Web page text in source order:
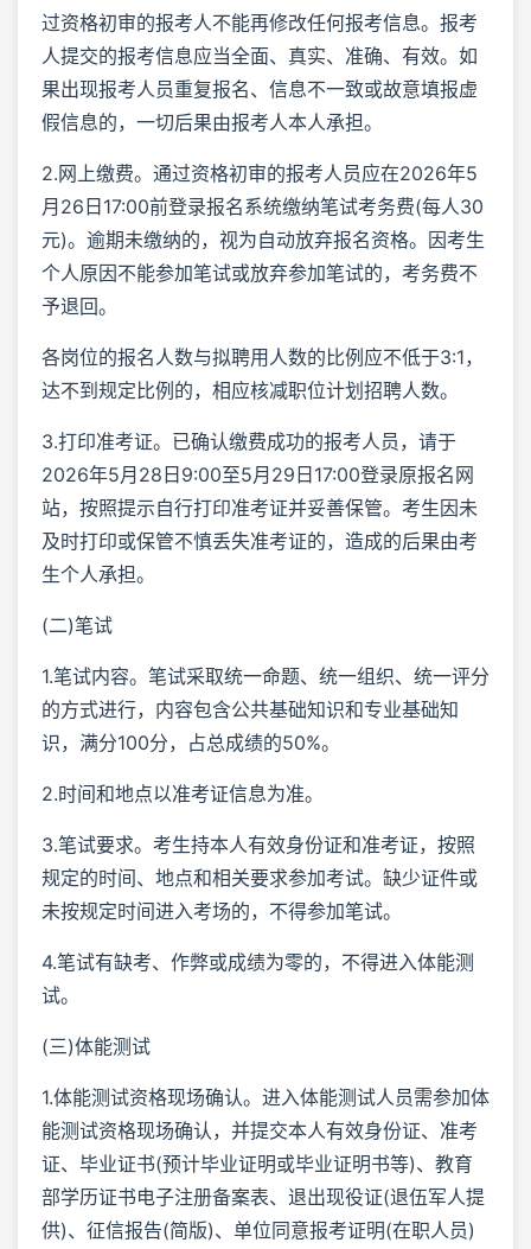
过资格初审的报考人不能再修改任何报考信息。报考
人提交的报考信息应当全面、真实、准确、有效。如
果出现报考人员重复报名、信息不一致或故意填报虚
假信息的，一切后果由报考人本人承担。
2.网上缴费。通过资格初审的报考人员应在2026年5
月26日17:00前登录报名系统缴纳笔试考务费(每人30
元)。逾期未缴纳的，视为自动放弃报名资格。因考生
个人原因不能参加笔试或放弃参加笔试的，考务费不
予退回。
各岗位的报名人数与拟聘用人数的比例应不低于3:1，
达不到规定比例的，相应核减职位计划招聘人数。
3.打印准考证。已确认缴费成功的报考人员，请于
2026年5月28日9:00至5月29日17:00登录原报名网
站，按照提示自行打印准考证并妥善保管。考生因未
及时打印或保管不慎丢失准考证的，造成的后果由考
生个人承担。
(二)笔试
1.笔试内容。笔试采取统一命题、统一组织、统一评分
的方式进行，内容包含公共基础知识和专业基础知
识，满分100分，占总成绩的50%。
2.时间和地点以准考证信息为准。
3.笔试要求。考生持本人有效身份证和准考证，按照
规定的时间、地点和相关要求参加考试。缺少证件或
未按规定时间进入考场的，不得参加笔试。
4.笔试有缺考、作弊或成绩为零的，不得进入体能测
试。
(三)体能测试
1.体能测试资格现场确认。进入体能测试人员需参加体
能测试资格现场确认，并提交本人有效身份证、准考
证、毕业证书(预计毕业证明或毕业证明书等)、教育
部学历证书电子注册备案表、退出现役证(退伍军人提
供)、征信报告(简版)、单位同意报考证明(在职人员)